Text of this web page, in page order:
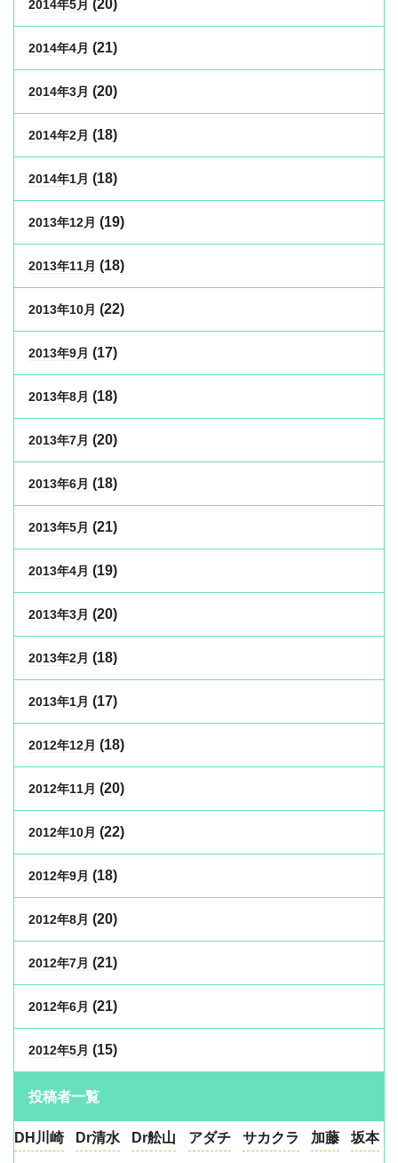
2014年5月 (20)
2014年4月 (21)
2014年3月 (20)
2014年2月 (18)
2014年1月 (18)
2013年12月 (19)
2013年11月 (18)
2013年10月 (22)
2013年9月 (17)
2013年8月 (18)
2013年7月 (20)
2013年6月 (18)
2013年5月 (21)
2013年4月 (19)
2013年3月 (20)
2013年2月 (18)
2013年1月 (17)
2012年12月 (18)
2012年11月 (20)
2012年10月 (22)
2012年9月 (18)
2012年8月 (20)
2012年7月 (21)
2012年6月 (21)
2012年5月 (15)
投稿者一覧
DH川崎 Dr清水 Dr舩山 アダチ サカクラ 加藤 坂本